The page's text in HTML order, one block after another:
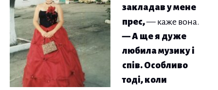
закладав у мене
прес,— каже вона.
— А ще я дуже
любила музику і
спів. Особливо
тоді, коли